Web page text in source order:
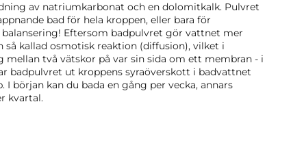
av natriumkarbonat och en dolomitkalk. Pulvret
bad för hela kroppen, eller bara för
balansering! Eftersom badpulvret gör vattnet mer
så kallad osmotisk reaktion (diffusion), vilket i
mellan två vätskor på var sin sida om ett membran - i
badpulvret ut kroppens syraöverskott i badvattnet
början kan du bada en gång per vecka, annars
kvartal.